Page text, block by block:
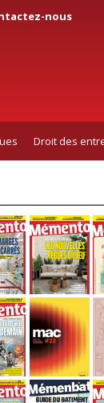
nous
Droit des